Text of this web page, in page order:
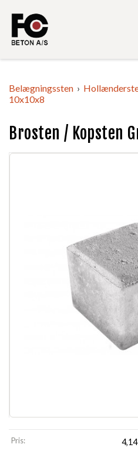
Belægningssten
10x10x8
Brosten / Kopsten
Pris: 4,14